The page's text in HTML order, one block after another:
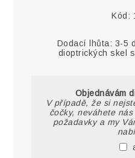
Kód:
Dodací lhůta: 3-5
dioptrických skel
Objednávám
V případě, že si
čočky, neváhete
požadavky a my